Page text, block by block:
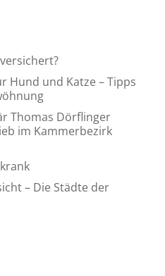
Hund und Katze – Tipps
Thomas Dörflinger
im Kammerbezirk
– Die Städte der